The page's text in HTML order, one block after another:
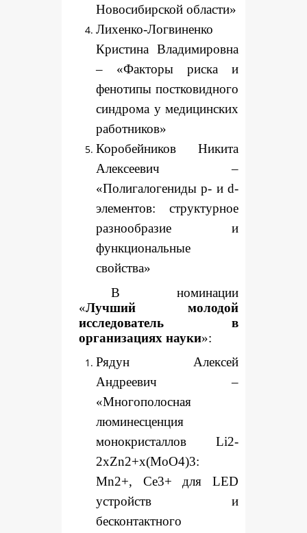
Новосибирской области»
Лихенко-Логвиненко
Кристина Владимировна
– «Факторы риска и
фенотипы постковидного
синдрома у медицинских
работников»
Коробейников Никита
Алексеевич –
«Полигалогениды p- и d-
элементов: структурное
разнообразие и
функциональные
свойства»
В номинации
«Лучший молодой
исследователь в
организациях науки»:
Рядун Алексей
Андреевич –
«Многополосная
люминесценция
монокристаллов Li2-
2xZn2+x(MoO4)3:
Mn2+, Ce3+ для LED
устройств и
бесконтактного